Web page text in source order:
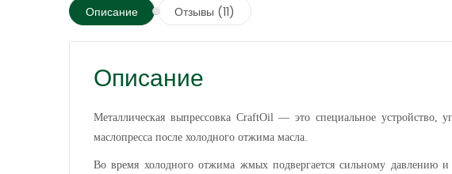
Описание Отзывы (11)
Описание
Металлическая выпрессовка CraftOil — это специальное устройство,
маслопресса после холодного отжима масла.
Во время холодного отжима жмых подвергается сильному давлению